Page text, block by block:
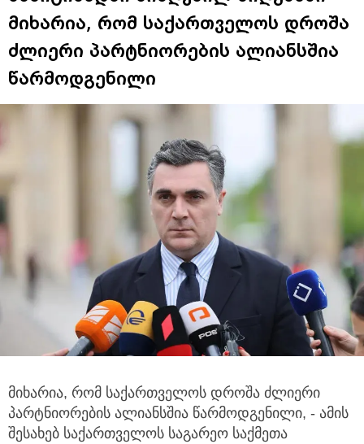
მიხარია, რომ საქართველოს დროშა
ძლიერი პარტნიორების ალიანსშია
წარმოდგენილი
მიხარია, რომ საქართველოს დროშა ძლიერი
პარტნიორების ალიანსშია წარმოდგენილი, - ამის
შესახებ საქართველოს საგარეო საქმეთა